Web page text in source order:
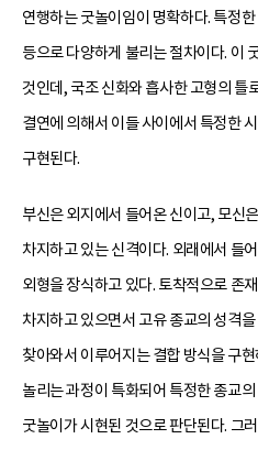
연행하는 굿놀이임이 명확하다. 특정
등으로 다양하게 불리는 절차이다. 이
것인데, 국조 신화와 흡사한 고형의 틀
결연에 의해서 이들 사이에서 특정한
구현된다.
부신은 외지에서 들어온 신이고, 모신
차지하고 있는 신격이다. 외래에서 들
외형을 장식하고 있다. 토착적으로 존
차지하고 있으면서 고유 종교의 성격
찾아와서 이루어지는 결합 방식을 구
놀리는 과정이 특화되어 특정한 종교
굿놀이가 시현된 것으로 판단된다. 그